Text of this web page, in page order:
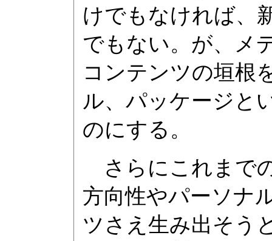
けでもなければ、
でもない。が、メ
コンテンツの垣根
ル、パッケージと
のにする。
さらにこれまで
方向性やパーソナ
ツさえ生み出そう